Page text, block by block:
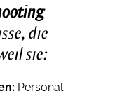
die
sie:
Personal